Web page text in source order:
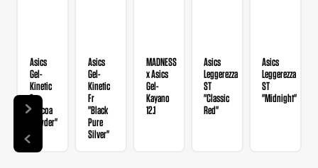
Asics
Gel-
Kinetic
Fr
"Cocoa
Powder"
Asics
Gel-
Kinetic
Fr
"Black
Pure
Silver"
MADNESS
x Asics
Gel-
Kayano
12.1
Asics
Leggerezza
ST
"Classic
Red"
Asics
Leggerezza
ST
"Midnight"